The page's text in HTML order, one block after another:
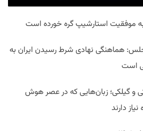
موفقیت استارشیپ گره خورده است
هماهنگی نهادی شرط رسیدن ایران به
و گیلکی؛ زبان‌هایی که در عصر هوش
دارند